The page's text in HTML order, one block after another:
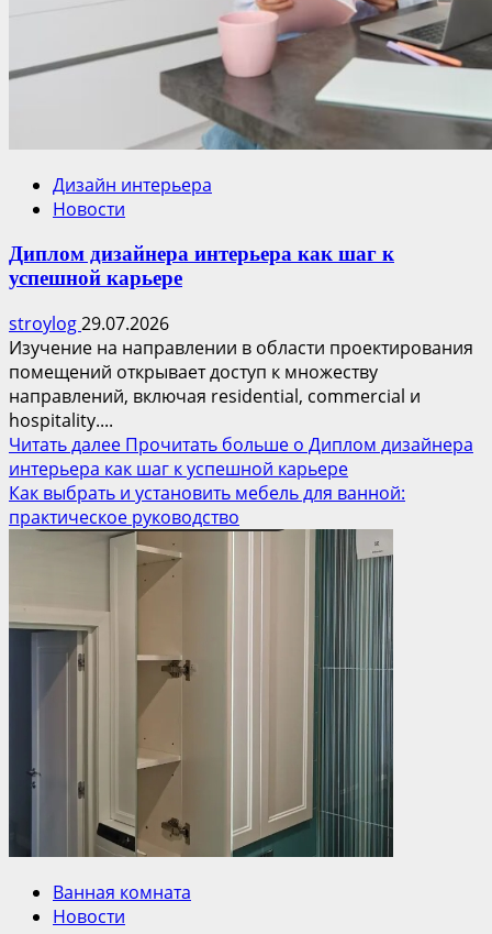
Дизайн интерьера
Новости
Диплом дизайнера интерьера как шаг к
успешной карьере
stroylog29.07.2026
Изучение на направлении в области проектирования
помещений открывает доступ к множеству
направлений, включая residential, commercial и
hospitality....
Читать далее Прочитать больше о Диплом дизайнера
интерьера как шаг к успешной карьере
Как выбрать и установить мебель для ванной:
практическое руководство
Ванная комната
Новости